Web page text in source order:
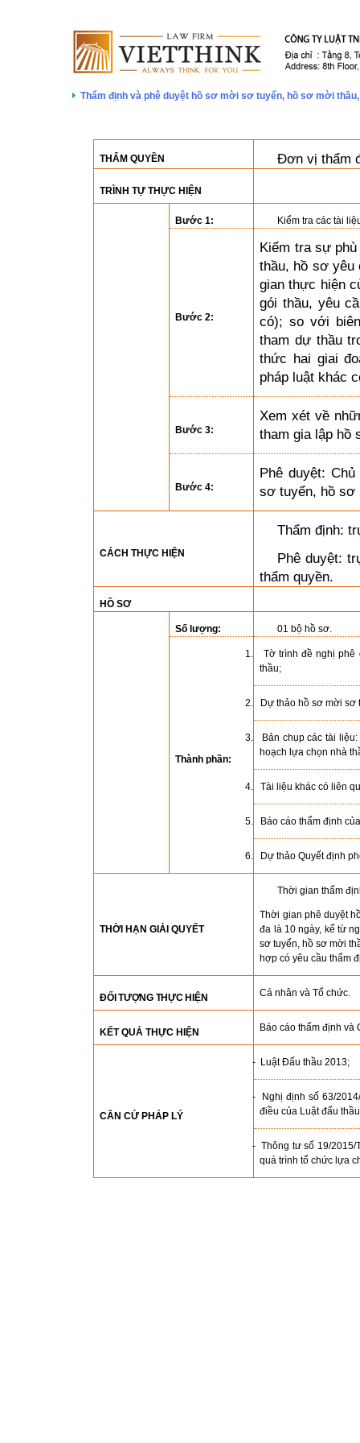
Thẩm định và phê duyệt hồ sơ mời sơ tuyển, hồ sơ mời
THẨM QUYỀN Đơn vị thẩm
TRÌNH TỰ THỰC HIỆN
Bước 1: Kiểm tra các tài
Bước 2:
Kiểm tra sự
thầu, hồ sơ yêu
gian thực hiện
gói thầu, yêu
có); so với
tham dự thầu
thức hai giai
pháp luật khác
Bước 3:
Xem xét về
tham gia lập hồ
Bước 4:
Phê duyệt:
sơ tuyển, hồ sơ
CÁCH THỰC HIỆN
Thẩm định:
Phê duyệt:
thẩm quyền.
HỒ SƠ
Số lượng: 01 bộ hồ sơ.
Thành phần:
1. Tờ trình đề nghị phê
thầu;
2. Dự thảo hồ sơ mời sơ
3. Bản chụp các tài liệu:
hoạch lựa chọn nhà
4. Tài liệu khác có liên
5. Báo cáo thẩm định
6. Dự thảo Quyết định
THỜI HẠN GIẢI QUYẾT
Thời gian thẩm
Thời gian phê duyệt
đa là 10 ngày, kể từ
sơ tuyển, hồ sơ mời
hợp có yêu cầu thẩm
ĐỐI TƯỢNG THỰC HIỆN Cá nhân và Tổ chức.
KẾT QUẢ THỰC HIỆN Báo cáo thẩm định
CĂN CỨ PHÁP LÝ
- Luật Đấu thầu 2013;
- Nghị định số 63/
điều của Luật đấu
- Thông tư số 19/2015/
quá trình tổ chức lựa